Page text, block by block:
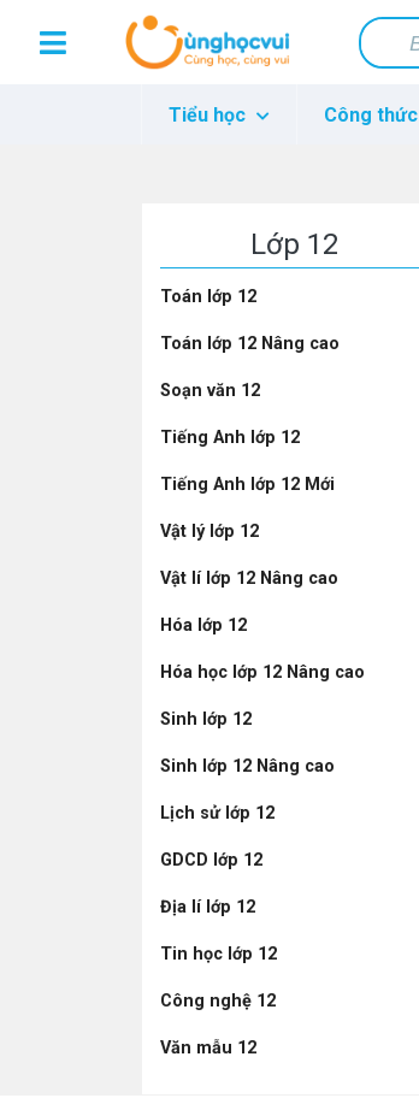
Tiểu học Công thức
Lớp 12
Toán lớp 12
Toán lớp 12 Nâng cao
Soạn văn 12
Tiếng Anh lớp 12
Tiếng Anh lớp 12 Mới
Vật lý lớp 12
Vật lí lớp 12 Nâng cao
Hóa lớp 12
Hóa học lớp 12 Nâng cao
Sinh lớp 12
Sinh lớp 12 Nâng cao
Lịch sử lớp 12
GDCD lớp 12
Địa lí lớp 12
Tin học lớp 12
Công nghệ 12
Văn mẫu 12